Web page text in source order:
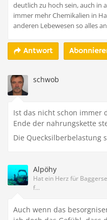
deutlich zu hoch sein, auch in
immer mehr Chemikalien in
anderen Lebewesen so alles
Antwort
schwob
Ist das nicht schon immer
Ende der nahrungskette
Die Quecksilberbelastung
Alpöhy
Hat ein Herz für
f...
Auch wenn das